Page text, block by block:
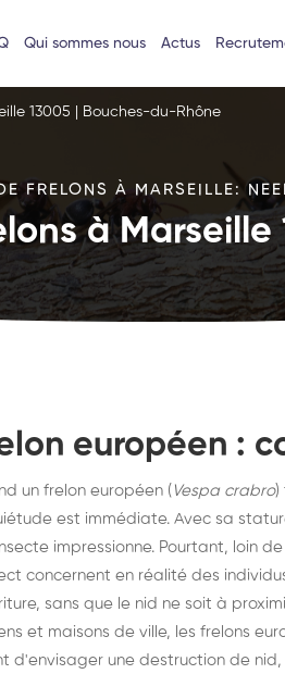
Qui sommes nous Actus
13005 | Bouches-du-Rhône
FRELONS À MARSEILLE:
à
européen :
un frelon européen ( Vespa crabro)
est immédiate. Avec sa
impressionne. Pourtant, loin
concernent en réalité des
sans que le nid ne soit à
et maisons de ville, les frelons
d'envisager une destruction de